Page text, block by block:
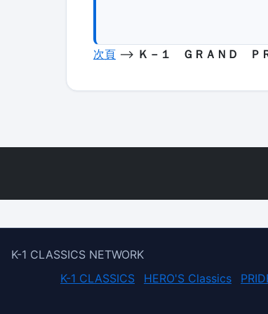
次頁 --> Ｋ－１ ＧＲＡＮＤ Ｐ
K-1 CLASSICS NETWORK
K-1 CLASSICS
HERO'S Classics